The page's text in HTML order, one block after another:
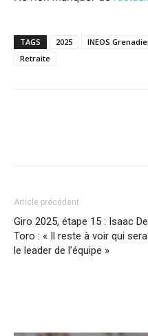
TAGS 2025 INEOS
Retraite
Article précédent
Giro 2025, étape 15 : Isaac
Toro : « Il reste à voir qui sera
le leader de l’équipe »